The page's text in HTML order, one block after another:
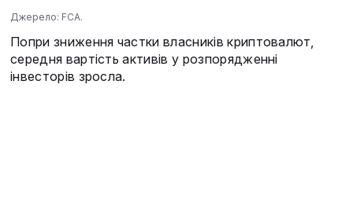
Джерело: FCA.
Попри зниження частки власників криптовалют,
середня вартість активів у розпорядженні
інвесторів зросла.